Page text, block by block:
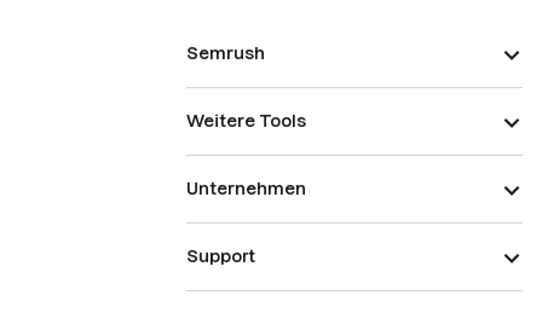
Semrush
Weitere Tools
Unternehmen
Support